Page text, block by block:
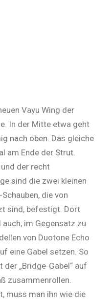
Vayu Wing der
In der Mitte etwa geht
nach oben. Das gleiche
am Ende der Strut.
der recht
sind die zwei kleinen
die von
sind, befestigt. Dort
im Gegensatz zu
von Duotone Echo
eine Gabel setzen. So
der „Bridge-Gabel“ auf
zusammenrollen.
muss man ihn wie die